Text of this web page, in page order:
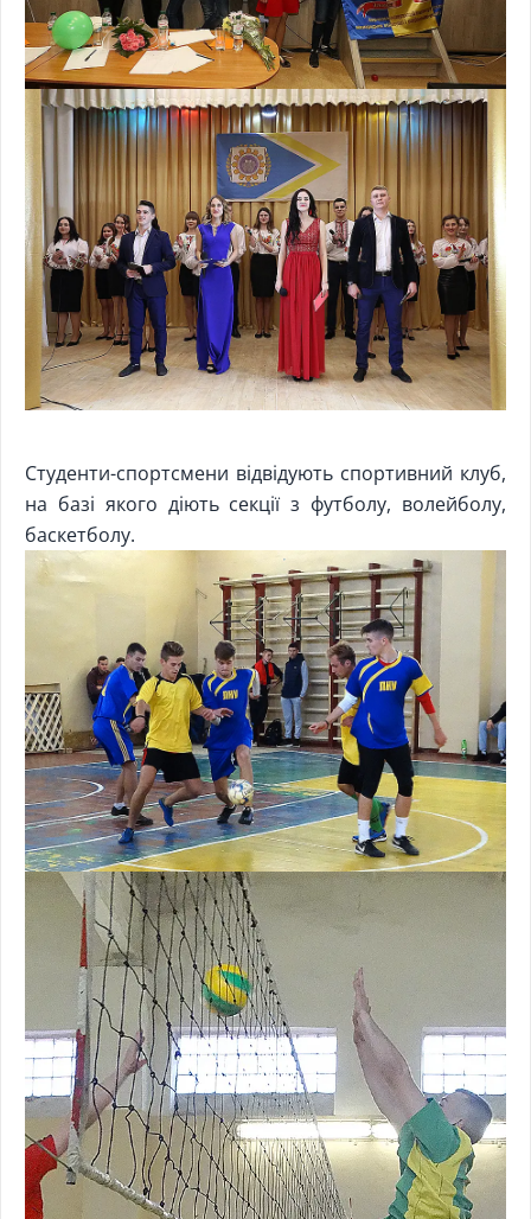
Студенти-спортсмени відвідують спортивний клуб,
на базі якого діють секції з футболу, волейболу,
баскетболу.